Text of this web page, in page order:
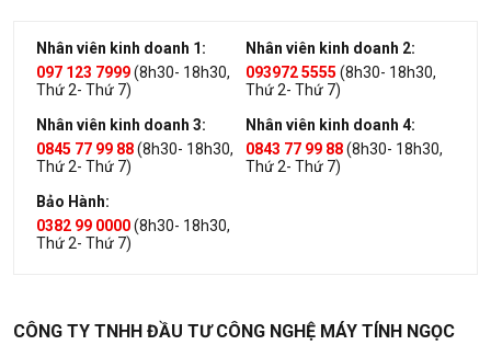
Nhân viên kinh doanh 1:
097 123 7999(8h30- 18h30,
Thứ 2- Thứ 7)
Nhân viên kinh doanh 2:
093972 5555 (8h30- 18h30,
Thứ 2- Thứ 7)
Nhân viên kinh doanh 3:
0845 77 99 88(8h30- 18h30,
Thứ 2- Thứ 7)
Nhân viên kinh doanh 4:
0843 77 99 88(8h30- 18h30,
Thứ 2- Thứ 7)
Bảo Hành:
0382 99 0000(8h30- 18h30,
Thứ 2- Thứ 7)
CÔNG TY TNHH ĐẦU TƯ CÔNG NGHỆ MÁY TÍNH NGỌC